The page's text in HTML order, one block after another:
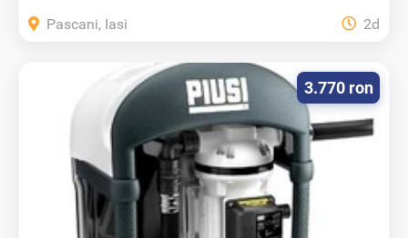
Pascani, Iasi 2d
3.770 ron